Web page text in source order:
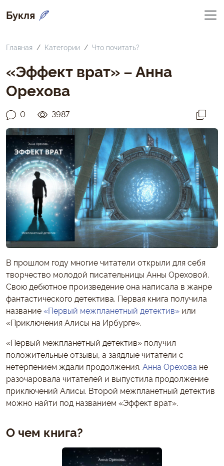
Букля
Главная Категории Что почитать?
«Эффект врат» – Анна
Орехова
0 3987
В прошлом году многие читатели открыли для себя
творчество молодой писательницы Анны Ореховой.
Свою дебютное произведение она написала в жанре
фантастического детектива. Первая книга получила
название«Первый межпланетный детектив» или
«Приключения Алисы на Ирбурге».
«Первый межпланетный детектив» получил
положительные отзывы, а заядлые читатели с
нетерпением ждали продолжения. Анна Орехова не
разочаровала читателей и выпустила продолжение
приключений Алисы. Второй межпланетный детектив
можно найти под названием «Эффект врат».
О чем книга?